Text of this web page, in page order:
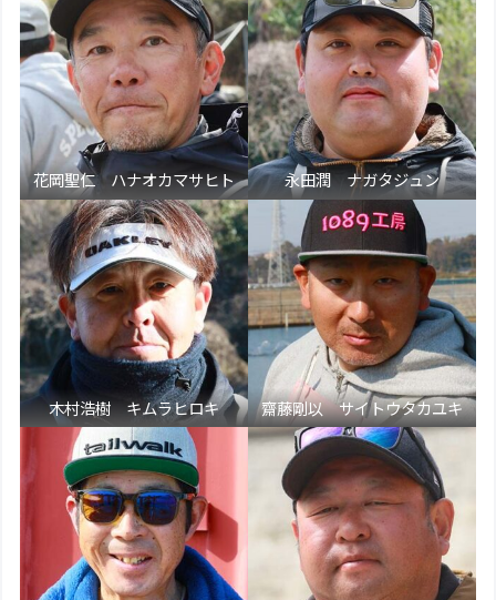
花岡聖仁 ハナオカマサヒト 永田潤 ナガタジュン
木村浩樹 キムラヒロキ 齋藤剛以 サイトウタカユキ